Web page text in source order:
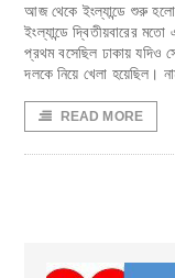
আজ থেকে ইংল্যান্ডে শুরু
ইংল্যান্ডে দ্বিতীয়বারের
প্রথম বসেছিল ঢাকায় যদিও
দলকে নিয়ে খেলা হয়েছিল।
READ MORE